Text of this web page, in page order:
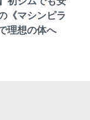
《マシンピラ
理想の体へ